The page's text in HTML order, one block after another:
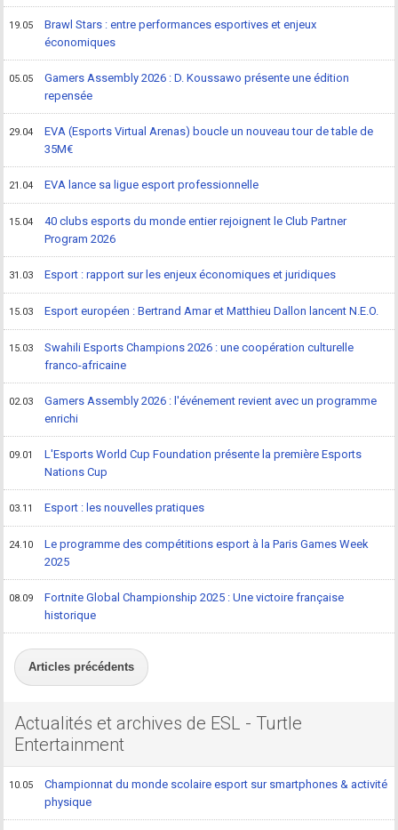
19.05
Brawl Stars : entre performances esportives et enjeux
économiques
05.05
Gamers Assembly 2026 : D. Koussawo présente une édition
repensée
29.04
EVA (Esports Virtual Arenas) boucle un nouveau tour de table de
35M€
21.04 EVA lance sa ligue esport professionnelle
15.04
40 clubs esports du monde entier rejoignent le Club Partner
Program 2026
31.03 Esport : rapport sur les enjeux économiques et juridiques
15.03 Esport européen : Bertrand Amar et Matthieu Dallon lancent N.E.O.
15.03
Swahili Esports Champions 2026 : une coopération culturelle
franco-africaine
02.03
Gamers Assembly 2026 : l'événement revient avec un programme
enrichi
09.01
L'Esports World Cup Foundation présente la première Esports
Nations Cup
03.11 Esport : les nouvelles pratiques
24.10
Le programme des compétitions esport à la Paris Games Week
2025
08.09
Fortnite Global Championship 2025 : Une victoire française
historique
Articles précédents
Actualités et archives de ESL - Turtle
Entertainment
10.05
Championnat du monde scolaire esport sur smartphones & activité
physique